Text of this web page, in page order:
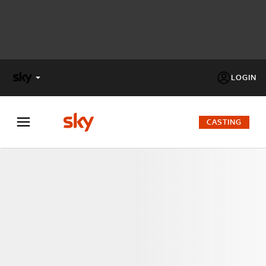
LOGIN
FACTOR
CASTING